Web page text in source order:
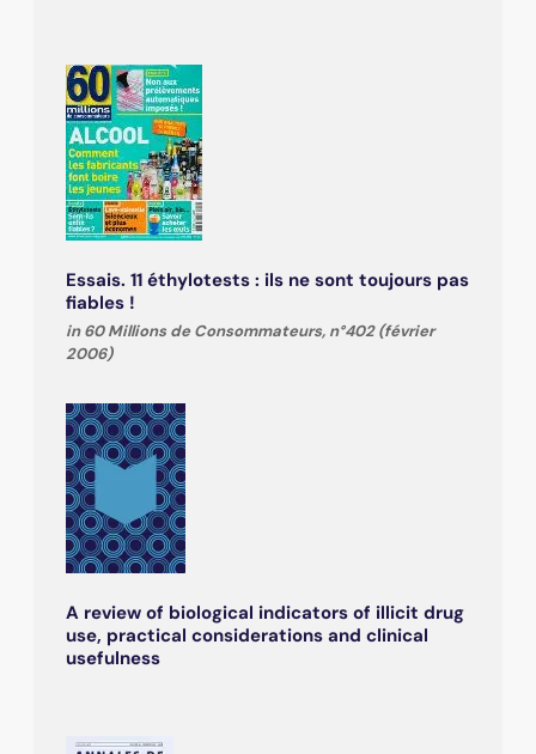
Essais. 11 éthylotests : ils ne sont toujours pas
fiables !
in 60 Millions de Consommateurs, n°402 (février
2006)
A review of biological indicators of illicit drug
use, practical considerations and clinical
usefulness